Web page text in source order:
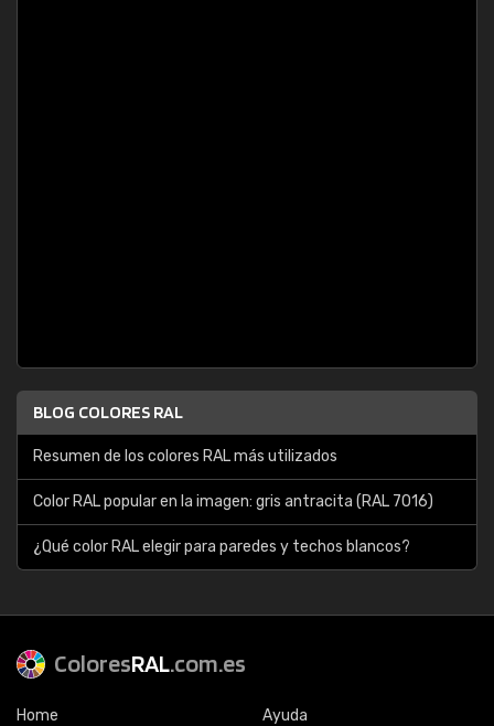
BLOG COLORES RAL
Resumen de los colores RAL más utilizados
Color RAL popular en la imagen: gris antracita (RAL 7016)
¿Qué color RAL elegir para paredes y techos blancos?
ColoresRAL.com.es
Home
Ayuda